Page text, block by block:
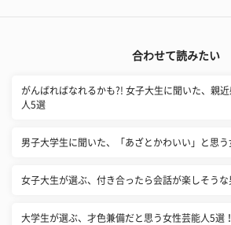
合わせて読みたい
がんばればなれるかも?! 女子大生に聞いた、親
人5選
男子大学生に聞いた、「あざとかわいい」と思う
女子大生が選ぶ、付き合ったら会話が楽しそうな
大学生が選ぶ、才色兼備だと思う女性芸能人5選！